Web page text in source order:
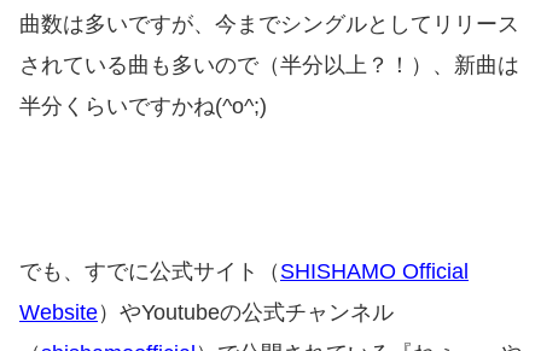
曲数は多いですが、今までシングルとしてリリース
されている曲も多いので（半分以上？！）、新曲は
半分くらいですかね(^o^;)
でも、すでに公式サイト（ SHISHAMO Official
Website）やYoutubeの公式チャンネル